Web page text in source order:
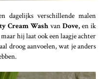
dagelijks verschillende malen
Cream Wash van Dove, en ik
hij laat ook een laagje achter
droog aanvoelen, wat je anders